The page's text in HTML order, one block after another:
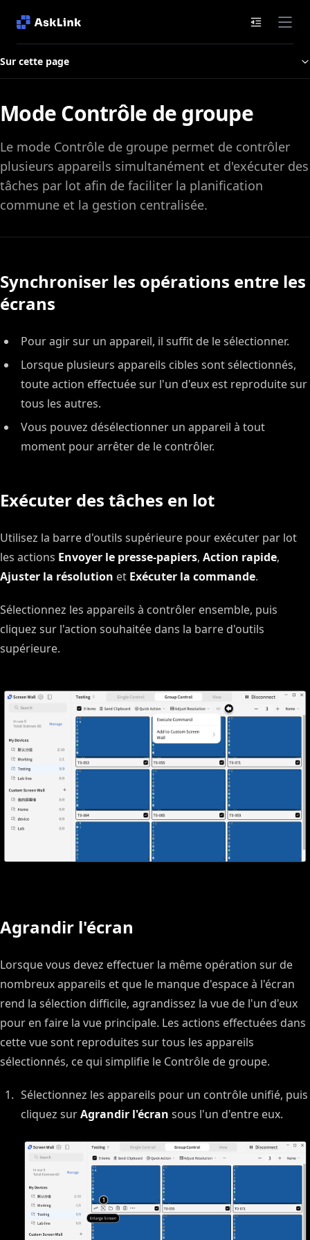
Sur cette page
Mode Contrôle de groupe
Le mode Contrôle de groupe permet de contrôler
plusieurs appareils simultanément et d'exécuter des
tâches par lot afin de faciliter la planification
commune et la gestion centralisée.
Synchroniser les opérations entre les
écrans
Pour agir sur un appareil, il suffit de le sélectionner.
Lorsque plusieurs appareils cibles sont sélectionnés,
toute action effectuée sur l'un d'eux est reproduite sur
tous les autres.
Vous pouvez désélectionner un appareil à tout
moment pour arrêter de le contrôler.
Exécuter des tâches en lot
Utilisez la barre d'outils supérieure pour exécuter par lot
les actions Envoyer le presse-papiers, Action rapide,
Ajuster la résolution et Exécuter la commande.
Sélectionnez les appareils à contrôler ensemble, puis
cliquez sur l'action souhaitée dans la barre d'outils
supérieure.
Agrandir l'écran
Lorsque vous devez effectuer la même opération sur de
nombreux appareils et que le manque d'espace à l'écran
rend la sélection difficile, agrandissez la vue de l'un d'eux
pour en faire la vue principale. Les actions effectuées dans
cette vue sont reproduites sur tous les appareils
sélectionnés, ce qui simplifie le Contrôle de groupe.
Sélectionnez les appareils pour un contrôle unifié, puis
cliquez surAgrandir l'écran sous l'un d'entre eux.